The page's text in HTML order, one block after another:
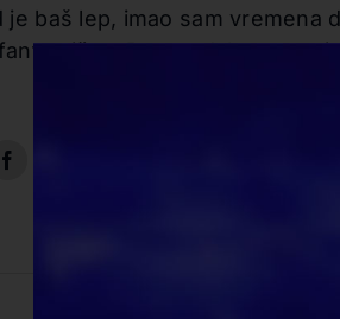
je baš lep, imao sam
Beogradska arena